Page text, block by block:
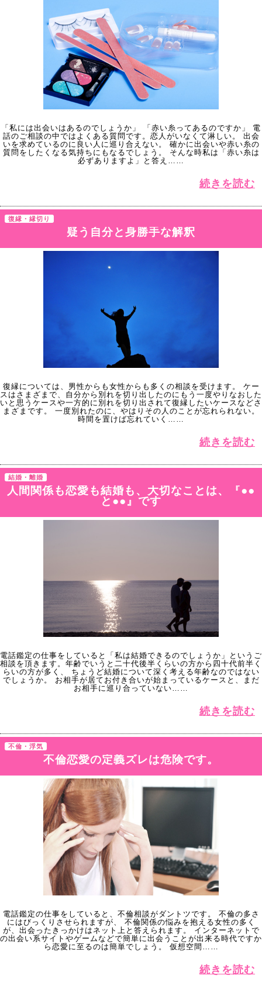
「私には出会いはあるのでしょうか」 「赤い糸ってあるのですか」 電
話のご相談の中ではよくある質問です。恋人がいなくて淋しい。 出会
いを求めているのに良い人に巡り合えない。 確かに出会いや赤い糸の
質問をしたくなる気持ちにもなるでしょう。 そんな時私は「赤い糸は
必ずありますよ」と答え……
続きを読む
復縁・縁切り
疑う自分と身勝手な解釈
復縁については、男性からも女性からも多くの相談を受けます。 ケー
スはさまざまで、自分から別れを切り出したのにもう一度やりなおした
いと思うケースや一方的に別れを切り出されて復縁したいケースなどさ
まざまです。 一度別れたのに、やはりその人のことが忘れられない。
時間を置けば忘れていく……
続きを読む
結婚・離婚
人間関係も恋愛も結婚も、大切なことは、『●●
と●●』です
電話鑑定の仕事をしていると「私は結婚できるのでしょうか」というご
相談を頂きます。年齢でいうと二十代後半くらいの方から四十代前半く
らいの方が多く、 ちょうど結婚について深く考える年齢なのではない
でしょうか。 お相手が居てお付き合いが始まっているケースと、まだ
お相手に巡り合っていない……
続きを読む
不倫・浮気
不倫恋愛の定義ズレは危険です。
電話鑑定の仕事をしていると、不倫相談がダントツです。 不倫の多さ
にはびっくりさせられますが、 不倫関係の悩みを抱える女性の多く
が、出会ったきっかけはネット上と答えられます。 インターネットで
の出会い系サイトやゲームなどで簡単に出会うことが出来る時代ですか
ら恋愛に至るのは簡単でしょう。 仮想空間……
続きを読む